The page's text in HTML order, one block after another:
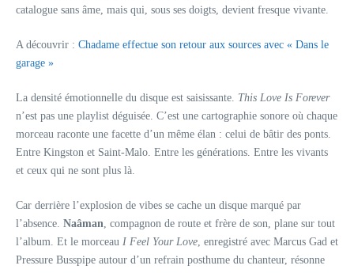
catalogue sans âme, mais qui, sous ses doigts, devient fresque vivante.
A découvrir : Chadame effectue son retour aux sources avec « Dans le
garage »
La densité émotionnelle du disque est saisissante. This Love Is Forever
n’est pas une playlist déguisée. C’est une cartographie sonore où chaque
morceau raconte une facette d’un même élan : celui de bâtir des ponts.
Entre Kingston et Saint-Malo. Entre les générations. Entre les vivants
et ceux qui ne sont plus là.
Car derrière l’explosion de vibes se cache un disque marqué par
l’absence. Naâman, compagnon de route et frère de son, plane sur tout
l’album. Et le morceau I Feel Your Love, enregistré avec Marcus Gad et
Pressure Busspipe autour d’un refrain posthume du chanteur, résonne